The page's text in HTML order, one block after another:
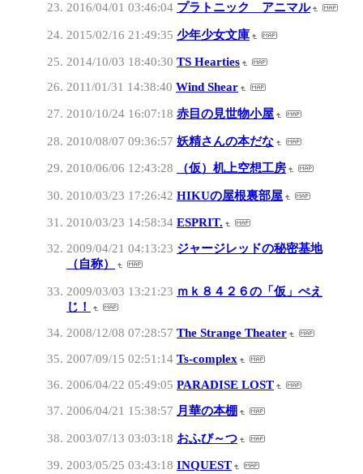
2016/04/01 03:46:04 プラトニック アニマル
2015/02/16 21:49:35 少年少女文庫
2014/10/03 18:40:30 TS Hearties
2011/01/31 14:38:40 Wind Shear
2010/10/24 16:07:18 赤目の見世物小屋
2010/08/07 09:36:57 妖精さんの本だな
2010/06/06 12:43:28 （仮）机上空想工房
2010/03/23 17:26:42 HIKUの屋根裏部屋
2010/03/23 14:58:34 ESPRIT.
2009/04/21 04:13:23 ジャージレッドの秘密基地
（自称）
2009/03/03 13:21:23 ｍｋ８４２６の「仮」ぺえ
じ！
2008/12/08 07:28:57 The Strange Theater
2007/09/15 02:51:14 Ts-complex
2006/04/22 05:49:05 PARADISE LOST
2006/04/21 15:38:57 月華の本棚
2003/07/13 03:03:18 おふび～つ
2003/05/25 03:43:18 INQUEST